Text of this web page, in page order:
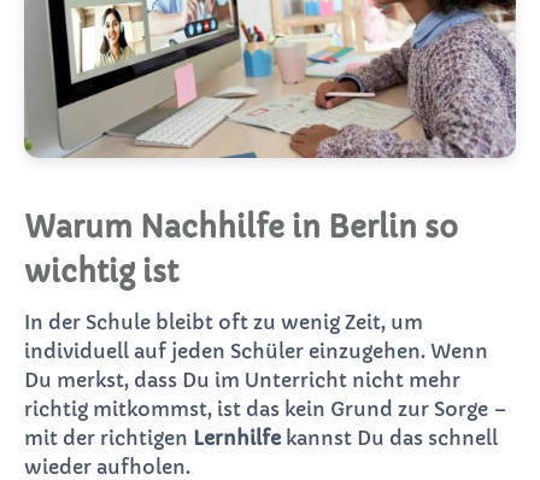
Warum Nachhilfe in Berlin so
wichtig ist
In der Schule bleibt oft zu wenig Zeit, um
individuell auf jeden Schüler einzugehen. Wenn
Du merkst, dass Du im Unterricht nicht mehr
richtig mitkommst, ist das kein Grund zur Sorge –
mit der richtigen Lernhilfe kannst Du das schnell
wieder aufholen.